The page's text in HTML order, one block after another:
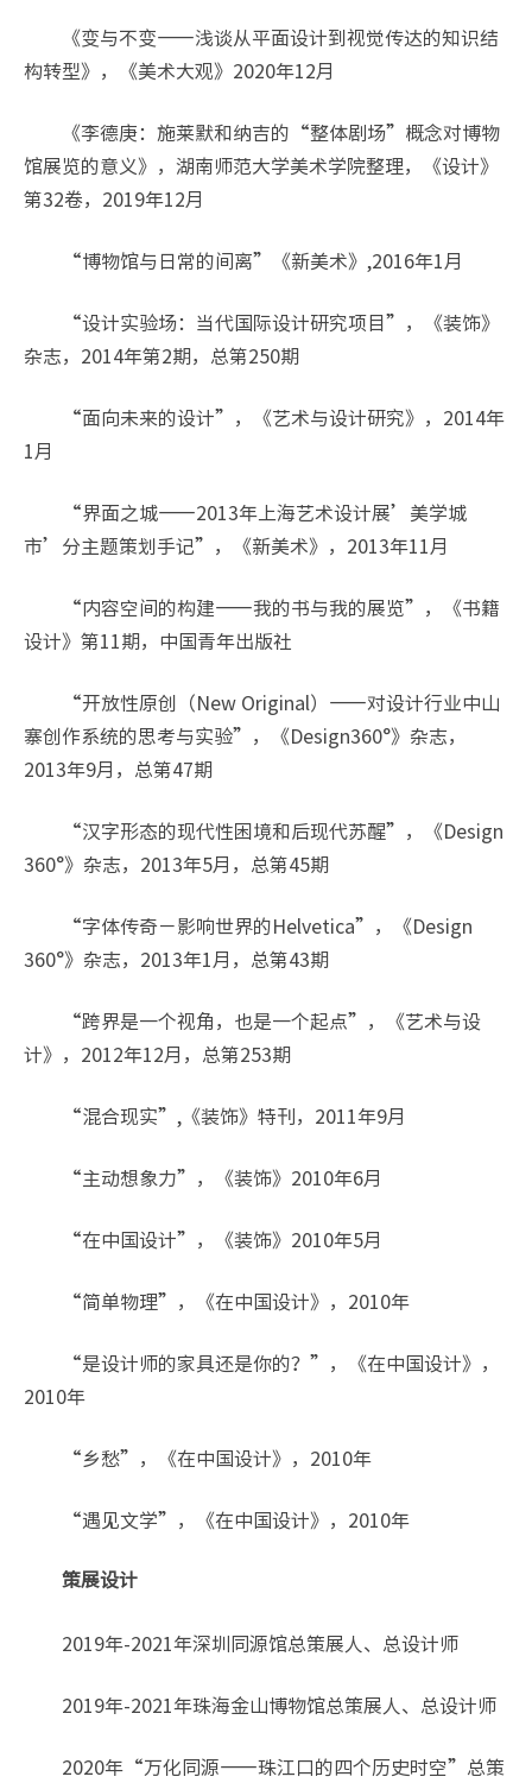
《变与不变——浅谈从平面设计到视觉传达的知识结
构转型》，《美术大观》2020年12月
《李德庚：施莱默和纳吉的“整体剧场”概念对博物
馆展览的意义》，湖南师范大学美术学院整理，《设计》
第32卷，2019年12月
“博物馆与日常的间离”《新美术》,2016年1月
“设计实验场：当代国际设计研究项目”，《装饰》
杂志，2014年第2期，总第250期
“面向未来的设计”，《艺术与设计研究》，2014年
1月
“界面之城——2013年上海艺术设计展’美学城
市’分主题策划手记”，《新美术》，2013年11月
“内容空间的构建——我的书与我的展览”，《书籍
设计》第11期，中国青年出版社
“开放性原创（New Original）——对设计行业中山
寨创作系统的思考与实验”，《Design360°》杂志，
2013年9月，总第47期
“汉字形态的现代性困境和后现代苏醒”，《Design
360°》杂志，2013年5月，总第45期
“字体传奇－影响世界的Helvetica”，《Design
360°》杂志，2013年1月，总第43期
“跨界是一个视角，也是一个起点”，《艺术与设
计》，2012年12月，总第253期
“混合现实”,《装饰》特刊，2011年9月
“主动想象力”，《装饰》2010年6月
“在中国设计”，《装饰》2010年5月
“简单物理”，《在中国设计》，2010年
“是设计师的家具还是你的？”，《在中国设计》，
2010年
“乡愁”，《在中国设计》，2010年
“遇见文学”，《在中国设计》，2010年
策展设计
2019年-2021年深圳同源馆总策展人、总设计师
2019年-2021年珠海金山博物馆总策展人、总设计师
2020年“万化同源——珠江口的四个历史时空”总策